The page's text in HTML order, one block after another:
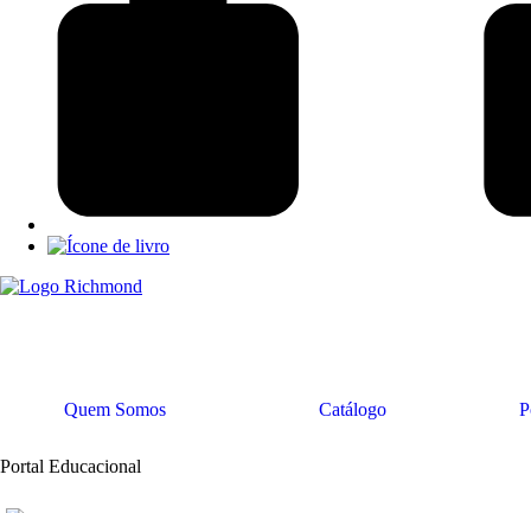
Quem Somos Catálogo
Portal Educacional